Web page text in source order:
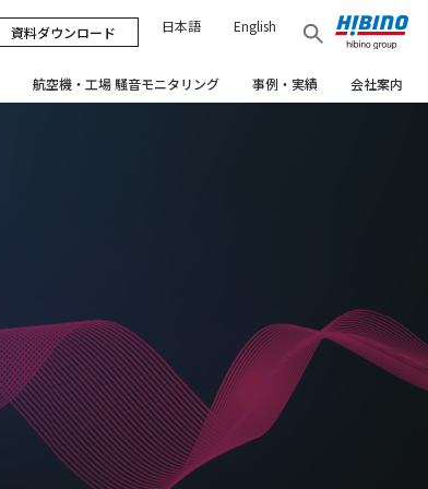
資料ダウンロード 日本語 English
航空機・工場 騒音モニタリング 事例・実績 会社案内